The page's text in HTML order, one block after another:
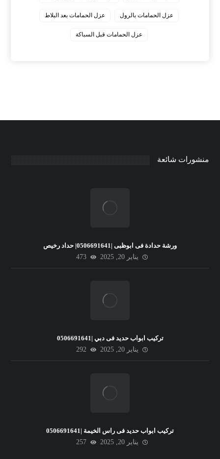
عزل الحمامات بالرول عزل الحمامات بعد البلاط
عزل الحمامات قبل السباكة
منشورات شائعة
ورشة حدادة فى ابوظبى |0506691641| حداد رخيص
يناير 20, 2025
473
تركيب ابواب حديد فى دبي |0506691641
يناير 20, 2025
292
تركيب ابواب حديد فى راس الخيمة |0506691641
يناير 20, 2025
257